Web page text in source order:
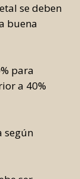
se deben
buena
para
a 40%
según